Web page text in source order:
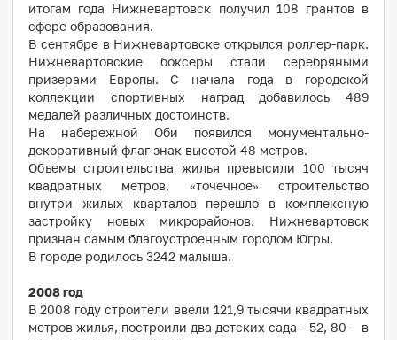
итогам года Нижневартовск получил 108 грантов в
сфере образования.
В сентябре в Нижневартовске открылся роллер-парк.
Нижневартовские боксеры стали серебряными
призерами Европы. С начала года в городской
коллекции спортивных наград добавилось 489
медалей различных достоинств.
На набережной Оби появился монументально-
декоративный флаг знак высотой 48 метров.
Объемы строительства жилья превысили 100 тысяч
квадратных метров, «точечное» строительство
внутри жилых кварталов перешло в комплексную
застройку новых микрорайонов. Нижневартовск
признан самым благоустроенным городом Югры.
В городе родилось 3242 малыша.
2008год
В 2008 году строители ввели 121,9 тысячи квадратных
метров жилья, построили два детских сада - 52, 80 - в